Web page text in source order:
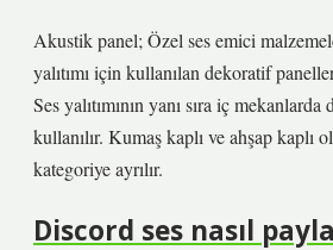
Akustik panel; Özel ses emici
yalıtımı için kullanılan dekoratif
Ses yalıtımının yanı sıra iç
kullanılır. Kumaş kaplı ve ahşap kaplı
kategoriye ayrılır.
Discord ses nasıl